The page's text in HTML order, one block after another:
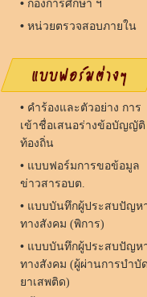
• กองการศึกษา ฯ
• หน่วยตรวจสอบภายใน
• คำร้องและตัวอย่าง การ
เข้าชื่อเสนอร่างข้อบัญญัติ
ท้องถิ่น
• แบบฟอร์มการขอข้อมูล
ข่าวสารอบต.
• แบบบันทึกผู้ประสบปัญห
ทางสังคม (พิการ)
• แบบบันทึกผู้ประสบปัญห
ทางสังคม (ผู้ผ่านการบำบัด
ยาเสพติด)